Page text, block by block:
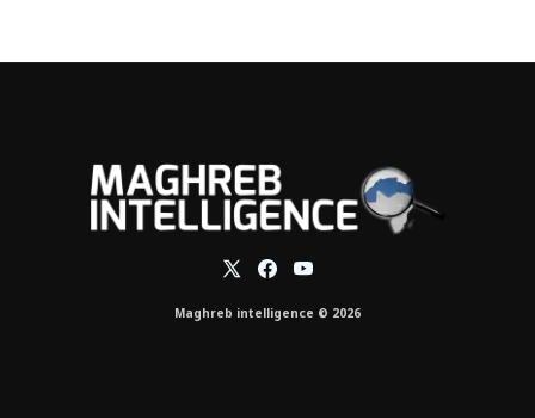
Maghreb intelligence © 2026